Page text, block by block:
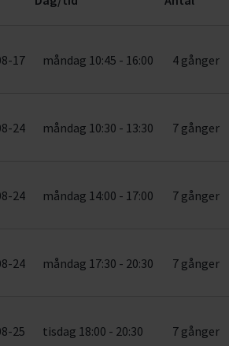
17 måndag 10:45 - 16:00 4 gånger
24 måndag 10:30 - 13:30 7 gånger
24 måndag 14:00 - 17:00 7 gånger
24 måndag 17:30 - 20:30 7 gånger
25 tisdag 18:00 - 20:30 7 gånger